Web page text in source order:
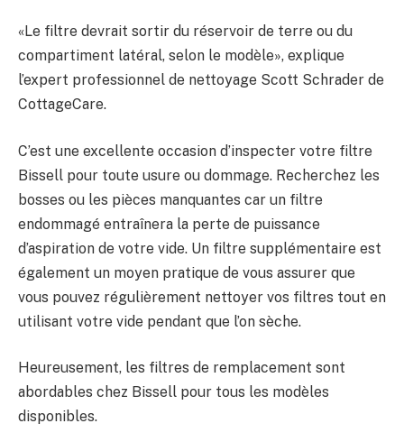
«Le filtre devrait sortir du réservoir de terre ou du
compartiment latéral, selon le modèle», explique
l’expert professionnel de nettoyage Scott Schrader de
CottageCare.
C’est une excellente occasion d’inspecter votre filtre
Bissell pour toute usure ou dommage. Recherchez les
bosses ou les pièces manquantes car un filtre
endommagé entraînera la perte de puissance
d’aspiration de votre vide. Un filtre supplémentaire est
également un moyen pratique de vous assurer que
vous pouvez régulièrement nettoyer vos filtres tout en
utilisant votre vide pendant que l’on sèche.
Heureusement, les filtres de remplacement sont
abordables chez Bissell pour tous les modèles
disponibles.